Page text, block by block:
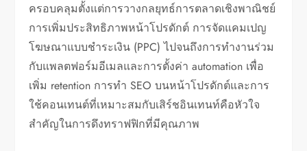
ครอบคลุมตั้งแต่การวางกลยุทธ์การตลาดเชิงพาณิชย์
การเพิ่มประสิทธิภาพหน้าโปรดักต์ การจัดแคมเปญ
โฆษณาแบบชำระเงิน (PPC) ไปจนถึงการทำงานร่วม
กับแพลตฟอร์มอีเมลและการตั้งค่า automation เพื่อ
เพิ่ม retention การทำ SEO บนหน้าโปรดักต์และการ
ใช้คอนเทนต์ที่เหมาะสมกับเสิร์ชอินเทนท์คือหัวใจ
สำคัญในการดึงทราฟฟิกที่มีคุณภาพ